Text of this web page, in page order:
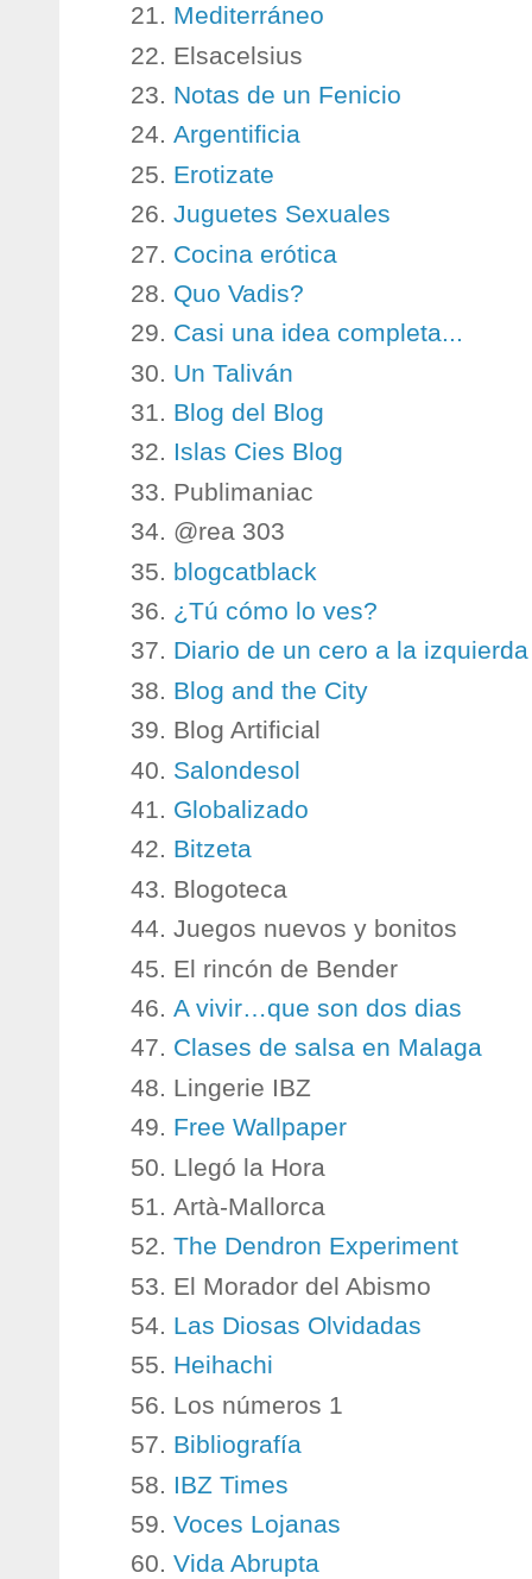
Mediterráneo
Elsacelsius
Notas de un Fenicio
Argentificia
Erotizate
Juguetes Sexuales
Cocina erótica
Quo Vadis?
Casi una idea completa...
Un Taliván
Blog del Blog
Islas Cies Blog
Publimaniac
@rea 303
blogcatblack
¿Tú cómo lo ves?
Diario de un cero a la izquierda
Blog and the City
Blog Artificial
Salondesol
Globalizado
Bitzeta
Blogoteca
Juegos nuevos y bonitos
El rincón de Bender
A vivir…que son dos dias
Clases de salsa en Malaga
Lingerie IBZ
Free Wallpaper
Llegó la Hora
Artà-Mallorca
The Dendron Experiment
El Morador del Abismo
Las Diosas Olvidadas
Heihachi
Los números 1
Bibliografía
IBZ Times
Voces Lojanas
Vida Abrupta